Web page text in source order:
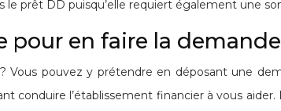
le prêt DD puisqu’elle requiert également une
pour en faire la demande
Vous pouvez y prétendre en déposant une
conduire l’établissement financier à vous